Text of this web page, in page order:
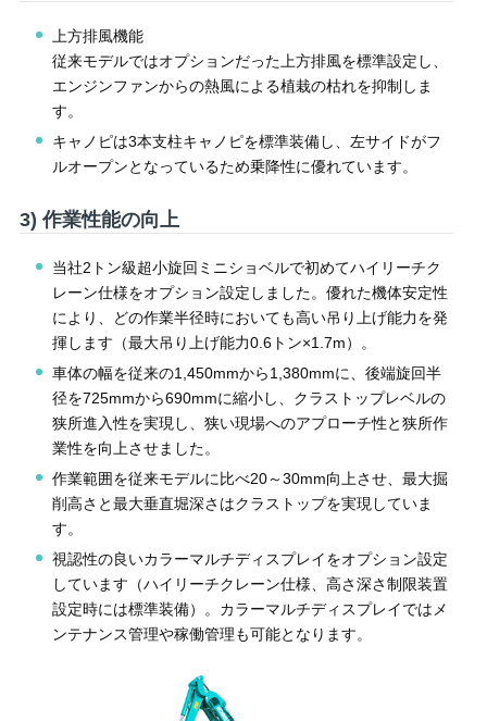
上方排風機能
従来モデルではオプションだった上方排風を標準設定し、
エンジンファンからの熱風による植栽の枯れを抑制しま
す。
キャノピは3本支柱キャノピを標準装備し、左サイドがフ
ルオープンとなっているため乗降性に優れています。
3) 作業性能の向上
当社2トン級超小旋回ミニショベルで初めてハイリーチク
レーン仕様をオプション設定しました。優れた機体安定性
により、どの作業半径時においても高い吊り上げ能力を発
揮します（最大吊り上げ能力0.6トン×1.7m）。
車体の幅を従来の1,450mmから1,380mmに、後端旋回半
径を725mmから690mmに縮小し、クラストップレベルの
狭所進入性を実現し、狭い現場へのアプローチ性と狭所作
業性を向上させました。
作業範囲を従来モデルに比べ20～30mm向上させ、最大掘
削高さと最大垂直堀深さはクラストップを実現していま
す。
視認性の良いカラーマルチディスプレイをオプション設定
しています（ハイリーチクレーン仕様、高さ深さ制限装置
設定時には標準装備）。カラーマルチディスプレイではメ
ンテナンス管理や稼働管理も可能となります。